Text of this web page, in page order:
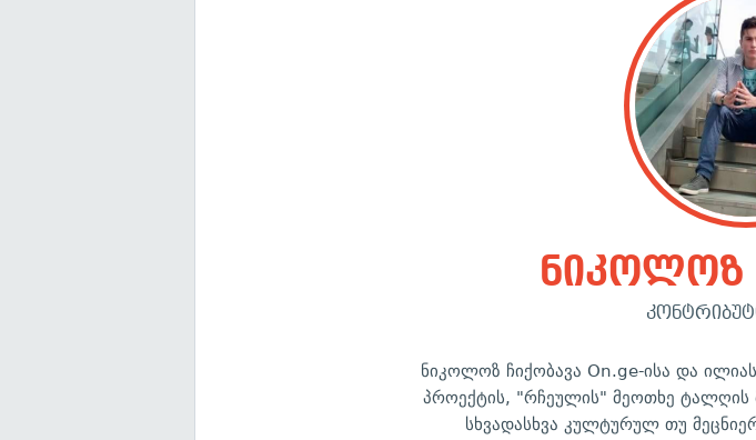
ნიკოლოზ
ნიკოლოზ ჩიქობავა On.ge-ისა და
პროექტის, "რჩეულის" მეოთხე ტალღის
სხვადასხვა კულტურულ თუ